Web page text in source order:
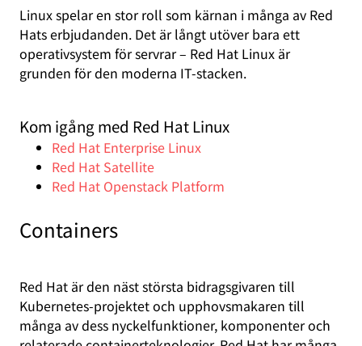
Linux spelar en stor roll som kärnan i många av Red
Hats erbjudanden. Det är långt utöver bara ett
operativsystem för servrar – Red Hat Linux är
grunden för den moderna IT-stacken.
Kom igång med Red Hat Linux
Red Hat Enterprise Linux
Red Hat Satellite
Red Hat Openstack Platform
Containers
Red Hat är den näst största bidragsgivaren till
Kubernetes-projektet och upphovsmakaren till
många av dess nyckelfunktioner, komponenter och